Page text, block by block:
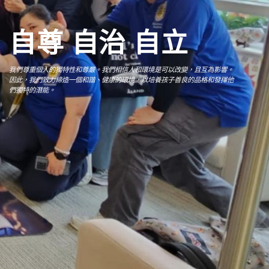
自尊 自治 自立
我們尊重個人的獨特性和尊嚴。我們相信人和環境是可以改變，且互為影響。
因此，我們致力締造一個和諧、健康的環境，以培養孩子善良的品格和發揮他
們獨特的潛能。
我們尊重個人的獨特性和尊嚴。我們相信人和環境是可以改變，且互為影響。
因此，我們致力締造一個和諧、健康的環境，以培養孩子善良的品格和發揮他
們獨特的潛能。
我們尊重個人的獨特性和尊嚴。我們相信人和環境是可以改變，且互為影響。
因此，我們致力締造一個和諧、健康的環境，以培養孩子善良的品格和發揮他
們獨特的潛能。
我們尊重個人的獨特性和尊嚴。我們相信人和環境是可以改變，且互為影響。
因此，我們致力締造一個和諧、健康的環境，以培養孩子善良的品格和發揮他
們獨特的潛能。
我們尊重個人的獨特性和尊嚴。我們相信人和環境是可以改變，且互為影響。
因此，我們致力締造一個和諧、健康的環境，以培養孩子善良的品格和發揮他
們獨特的潛能。
我們尊重個人的獨特性和尊嚴。我們相信人和環境是可以改變，且互為影響。
因此，我們致力締造一個和諧、健康的環境，以培養孩子善良的品格和發揮他
們獨特的潛能。
我們尊重個人的獨特性和尊嚴。我們相信人和環境是可以改變，且互為影響。
因此，我們致力締造一個和諧、健康的環境，以培養孩子善良的品格和發揮他
們獨特的潛能。
我們尊重個人的獨特性和尊嚴。我們相信人和環境是可以改變，且互為影響。
因此，我們致力締造一個和諧、健康的環境，以培養孩子善良的品格和發揮他
們獨特的潛能。
我們尊重個人的獨特性和尊嚴。我們相信人和環境是可以改變，且互為影響。
因此，我們致力締造一個和諧、健康的環境，以培養孩子善良的品格和發揮他
們獨特的潛能。
我們尊重個人的獨特性和尊嚴。我們相信人和環境是可以改變，且互為影響。
因此，我們致力締造一個和諧、健康的環境，以培養孩子善良的品格和發揮他
們獨特的潛能。